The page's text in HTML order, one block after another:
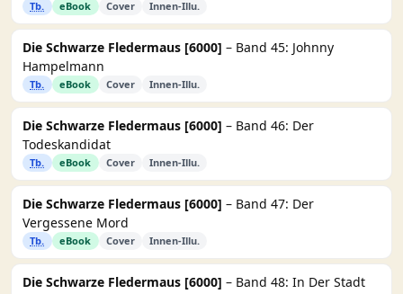
Tb. eBook Cover Innen-Illu.
Die Schwarze Fledermaus [6000] – Band 45: Johnny
Hampelmann
Tb. eBook Cover Innen-Illu.
Die Schwarze Fledermaus [6000] – Band 46: Der
Todeskandidat
Tb. eBook Cover Innen-Illu.
Die Schwarze Fledermaus [6000] – Band 47: Der
Vergessene Mord
Tb. eBook Cover Innen-Illu.
Die Schwarze Fledermaus [6000] – Band 48: In Der Stadt